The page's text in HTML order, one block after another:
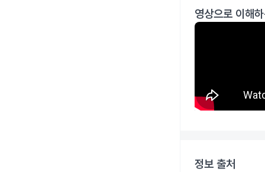
영상으로 이해
정보 출처